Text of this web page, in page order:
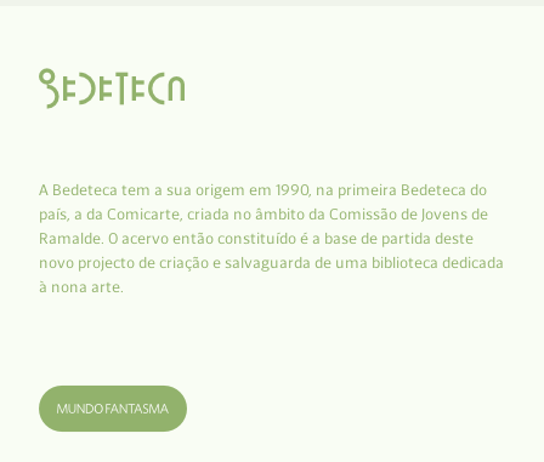
A Bedeteca tem a sua origem em 1990, na primeira Bedeteca do
país, a da Comicarte, criada no âmbito da Comissão de Jovens de
Ramalde. O acervo então constituído é a base de partida deste
novo projecto de criação e salvaguarda de uma biblioteca dedicada
à nona arte.